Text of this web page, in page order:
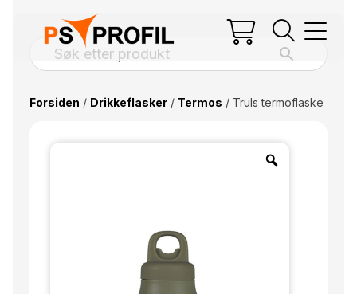
Forsiden / Drikkeflasker/ Termos / Truls termoflaske